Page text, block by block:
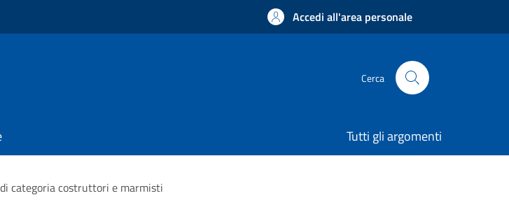
Accedi all'area personale
Cerca
Tutti gli argomenti
categoria costruttori e marmisti